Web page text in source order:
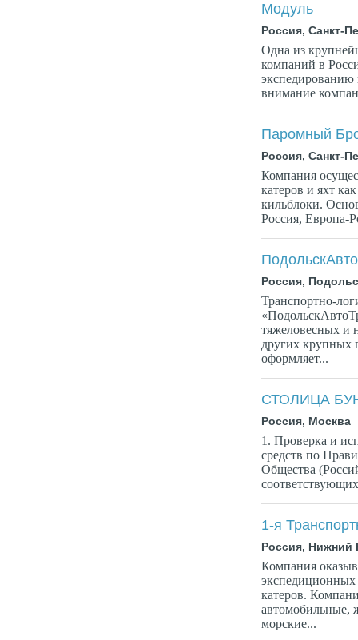
Модуль
Россия, Санкт-
Одна из
компаний в
экспедированию
внимание
Паромный
Россия, Санкт-
Компания
катеров и яхт
кильблоки.
Россия, Европа-
Россия,
Транспортно-
тяжеловесных и
других крупных
оформляет...
СТОЛИЦА
Россия, Москва
1. Проверка и
средств по
Общества
1-я
Россия, Нижний
Компания
экспедиционных
катеров.
автомобильные,
морские...